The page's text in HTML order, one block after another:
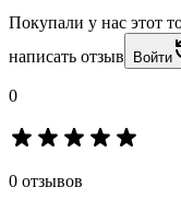
Покупали у нас этот
написать отзыв
Войти
0
0 отзывов